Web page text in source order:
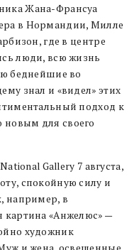
Жана-Франсуа
в Нормандии, Милле
где в центре
люди, всю жизнь
беднейшие во
знал и «видел» этих
подход к
для своего
Gallery 7 августа,
спокойную силу и
например, в
картина «Анжелюс» —
художник